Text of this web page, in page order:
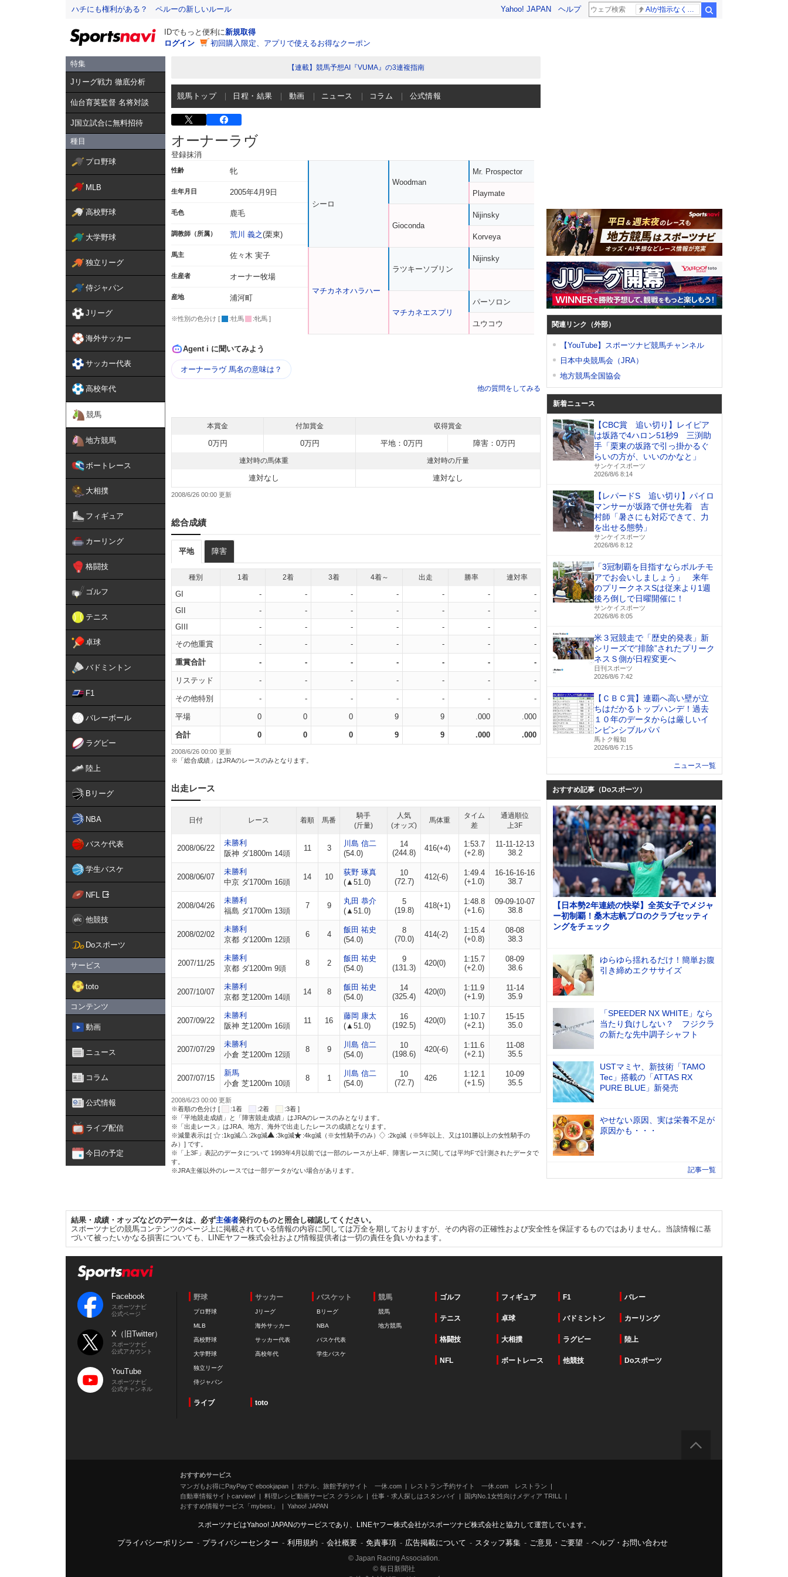
ハチにも権利がある？ ペルーの新しいルール Yahoo! JAPAN ヘルプ
IDでもっと便利に新規取得
ログイン
初回購入限定、アプリで使えるお得なクーポン
特集
Jリーグ戦力 徹底分析
仙台育英監督 名将対談
J国立試合に無料招待
種目
プロ野球
MLB
高校野球
大学野球
独立リーグ
侍ジャパン
Jリーグ
海外サッカー
サッカー代表
高校年代
競馬
地方競馬
ボートレース
大相撲
フィギュア
カーリング
格闘技
ゴルフ
テニス
卓球
バドミントン
F1
バレーボール
ラグビー
陸上
Bリーグ
NBA
バスケ代表
学生バスケ
NFL
他競技
Doスポーツ
サービス
toto
コンテンツ
動画
ニュース
コラム
公式情報
ライブ配信
今日の予定
【連載】競馬予想AI『VUMA』の3連複指南
競馬トップ 日程・結果 動画 ニュース コラム 公式情報
オーナーラヴ
登録抹消
性齢 牝
生年月日 2005年4月9日
毛色 鹿毛
調教師（所属） 荒川 義之(栗東)
馬主 佐々木 実子
生産者 オーナー牧場
産地 浦河町
※性別の色分け [ :牡馬 :牝馬 ]
シーロ
マチカネオハラハー
Woodman
Gioconda
ラツキーソブリン
マチカネエスプリ
Mr. Prospector
Playmate
Nijinsky
Korveya
Nijinsky
パーソロン
ユウコウ
Agent i に聞いてみよう
オーナーラヴ 馬名の意味は？
他の質問をしてみる
本賞金 付加賞金 収得賞金
0万円 0万円 平地：0万円 障害：0万円
連対時の馬体重 連対時の斤量
連対なし 連対なし
2008/6/26 00:00
総合成績
平地 障害
種別 1着 2着 3着 4着～ 出走 勝率 連対率
GI - - - - - -
-
GII
- - - - - -
-
GIII
- - - - - -
-
その他重賞
- - - - - - -
重賞合計 - - - - - - -
リステッド - - - - - - -
その他特別 - - - - - - -
平場 0 0 0 9 9 .000 .000
合計 0 0 0 9 9 .000 .000
2008/6/26 00:00 更新
※「総合成績」はJRAのレースのみとなります。
出走レース
日付 レース 着順 馬番
騎手
(斤量)
人気
(オッズ)
馬体重
タイム
差
通過順位
上3F
2008/06/22
未勝利
阪神 ダ1800m 14頭
11 3
川島 信二
(54.0)
14
(244.8)
416(+4)
1:53.7
(+2.8)
11-11-12-13
38.2
2008/06/07
未勝利
中京 ダ1700m 16頭
14 10
荻野 琢真
(▲51.0)
10
(72.7)
412(-6)
1:49.4
(+1.0)
16-16-16-16
38.7
2008/04/26
未勝利
福島 ダ1700m 13頭
7 9
丸田 恭介
(▲51.0)
5
(19.8)
418(+1)
1:48.8
(+1.6)
09-09-10-07
38.8
2008/02/02
未勝利
京都 ダ1200m 12頭
6 4
飯田 祐史
(54.0)
8
(70.0)
414(-2)
1:15.4
(+0.8)
08-08
38.3
2007/11/25
未勝利
京都 ダ1200m 9頭
8 2
飯田 祐史
(54.0)
9
(131.3)
420(0)
1:15.7
(+2.0)
08-09
38.6
2007/10/07
未勝利
京都 芝1200m 14頭
14 8
飯田 祐史
(54.0)
14
(325.4)
420(0)
1:11.9
(+1.9)
11-14
35.9
2007/09/22
未勝利
阪神 芝1200m 16頭
11 16
藤岡 康太
(▲51.0)
16
(192.5)
420(0)
1:10.7
(+2.1)
15-15
35.0
2007/07/29
未勝利
小倉 芝1200m 12頭
8 9
川島 信二
(54.0)
10
(198.6)
420(-6)
1:11.6
(+2.1)
11-08
35.5
2007/07/15
新馬
小倉 芝1200m 10頭
8 1
川島 信二
(54.0)
10
(72.7)
426
1:12.1
(+1.5)
10-09
35.5
2008/6/23 00:00 更新
※着順の色分け [
:1着 :2着
:3着 ]
※「平地競走成績」と「障害競走成績」はJRAのレースのみとなります。
※「出走レース」はJRA、地方、海外で出走したレースの成績となります。
※減量表示は[
:1kg減 :2kg減 :3kg減 :4kg減（※女性騎手のみ）
:2kg減（※5年以上、又は101勝以上の女性騎手の
み）] です。
※「上3F」表記のデータについて 1993年4月以前では一部のレースが上4F、障害レースに関しては平均Fで計測されたデータで
す。
※JRA主催以外のレースでは一部データがない場合があります。
関連リンク（外部）
【YouTube】スポーツナビ競馬チャンネル
日本中央競馬会（JRA）
地方競馬全国協会
新着ニュース
【CBC賞 追い切り】レイピア
は坂路で4ハロン51秒9 三渕助
手「栗東の坂路で引っ掛かるぐ
らいの方が、いいのかなと」
サンケイスポーツ
2026/8/6 8:14
【レパードS 追い切り】パイロ
マンサーが坂路で併せ先着 吉
村師「暑さにも対応できて、力
を出せる態勢」
サンケイスポーツ
2026/8/6 8:12
「3冠制覇を目指すならボルチモ
アでお会いしましょう」 来年
のプリークネスSは従来より1週
後ろ倒しで日曜開催に！
サンケイスポーツ
2026/8/6 8:05
米３冠競走で「歴史的発表」新
シリーズで“排除”されたプリーク
ネスＳ側が日程変更へ
日刊スポーツ
2026/8/6 7:42
【ＣＢＣ賞】連覇へ高い壁が立
ちはだかるトップハンデ！過去
１０年のデータからは厳しいイ
ンビンシブルパパ
馬トク報知
2026/8/6 7:15
ニュース一覧
おすすめ記事（Doスポーツ）
【日本勢2年連続の快挙】全英女子でメジャ
ー初制覇！桑木志帆プロのクラブセッティ
ングをチェック
ゆらゆら揺れるだけ！簡単お腹
引き締めエクササイズ
「SPEEDER NX WHITE」なら
当たり負けしない？ フジクラ
の新たな先中調子シャフト
USTマミヤ、新技術「TAMO
Tec」搭載の「ATTAS RX
PURE BLUE」新発売
やせない原因、実は栄養不足が
原因かも・・・
記事一覧
結果・成績・オッズなどのデータは、必ず主催者発行のものと照合し確認してください。
スポーツナビの競馬コンテンツのページ上に掲載されている情報の内容に関しては万全を期しておりますが、その内容の正確性および安全性を保証するものではありません。当該情報に基
づいて被ったいかなる損害についても、LINEヤフー株式会社および情報提供者は一切の責任を負いかねます。
Facebook
スポーツナビ
公式ページ
X（旧Twitter）
スポーツナビ
公式アカウント
YouTube
スポーツナビ
公式チャンネル
野球
プロ野球
MLB
高校野球
大学野球
独立リーグ
侍ジャパン
サッカー
Jリーグ
海外サッカー
サッカー代表
高校年代
バスケット
Bリーグ
NBA
バスケ代表
学生バスケ
競馬
競馬
地方競馬
ゴルフ フィギュア F1 バレー
テニス 卓球 バドミントン カーリング
格闘技 大相撲 ラグビー 陸上
NFL ボートレース 他競技 Doスポーツ
ライブ toto
おすすめサービス
マンガもお得にPayPayで ebookjapan
ホテル、旅館予約サイト 一休.com
レストラン予約サイト 一休.com レストラン
自動車情報サイトcarview!
料理レシピ動画サービス クラシル 仕事・求人探しはスタンバイ
国内No.1女性向けメディア TRILL
おすすめ情報サービス「mybest」
Yahoo! JAPAN
スポーツナビはYahoo! JAPANのサービスであり、LINEヤフー株式会社がスポーツナビ株式会社と協力して運営しています。
プライバシーポリシー - プライバシーセンター - 利用規約 - 会社概要 - 免責事項 - 広告掲載について - スタッフ募集 - ご意見・ご要望 - ヘルプ・お問い合わせ
© Japan Racing Association.
© 毎日新聞社